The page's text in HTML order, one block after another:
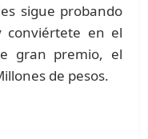
sigue probando
en el
gran premio, el
de pesos.